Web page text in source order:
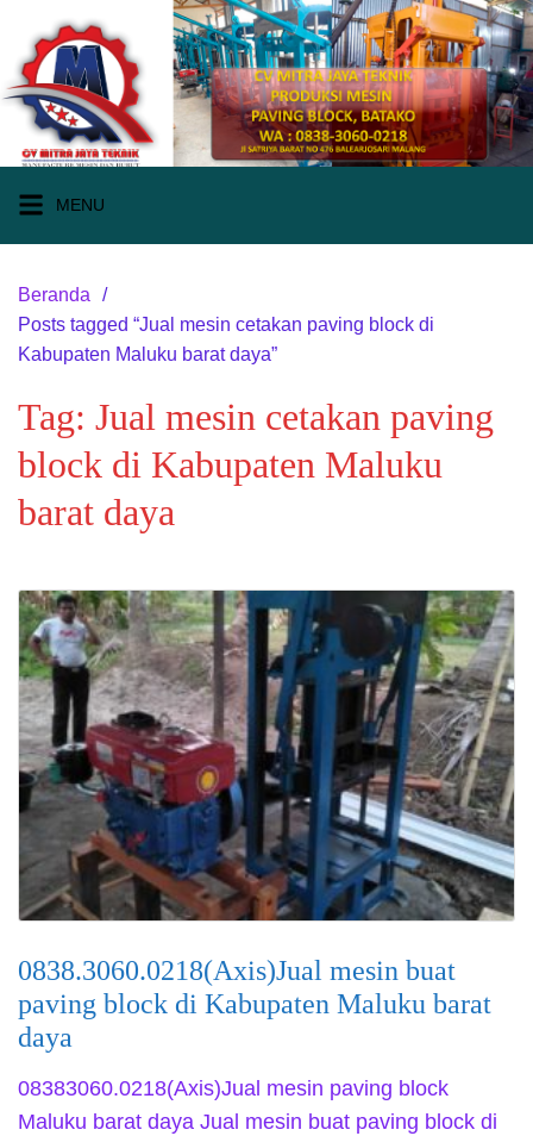
konten
MENU
Beranda
Posts tagged “Jual mesin cetakan paving block di
Kabupaten Maluku barat daya”
Tag: Jual mesin cetakan paving
block di Kabupaten Maluku
barat daya
0838.3060.0218(Axis)Jual mesin buat
paving block di Kabupaten Maluku barat
daya
08383060.0218(Axis)Jual mesin paving block
Maluku barat daya Jual mesin buat paving block di